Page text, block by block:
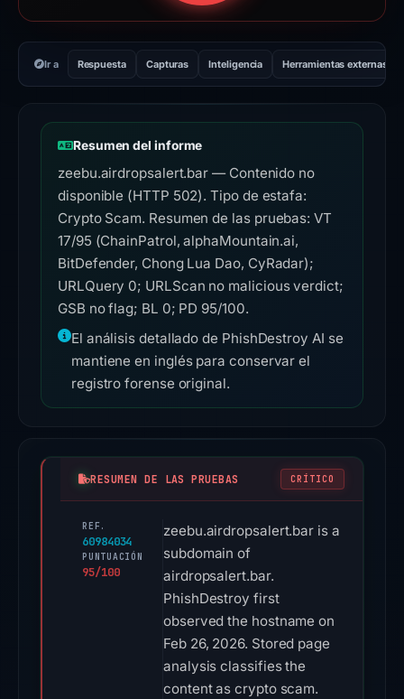
Ir a Respuesta Capturas Inteligencia Herramientas externas
Resumen del informe
zeebu.airdropsalert.bar — Contenido no
disponible (HTTP 502). Tipo de estafa:
Crypto Scam. Resumen de las pruebas: VT
17/95 (ChainPatrol, alphaMountain.ai,
BitDefender, Chong Lua Dao, CyRadar);
URLQuery 0; URLScan no malicious verdict;
GSB no flag; BL 0; PD 95/100.
El análisis detallado de PhishDestroy AI se
mantiene en inglés para conservar el
registro forense original.
RESUMEN DE LAS PRUEBAS CRÍTICO
REF.
60984034
PUNTUACIÓN
95/100
zeebu.airdropsalert.bar is a
subdomain of
airdropsalert.bar.
PhishDestroy first
observed the hostname on
Feb 26, 2026. Stored page
analysis classifies the
content as crypto scam.